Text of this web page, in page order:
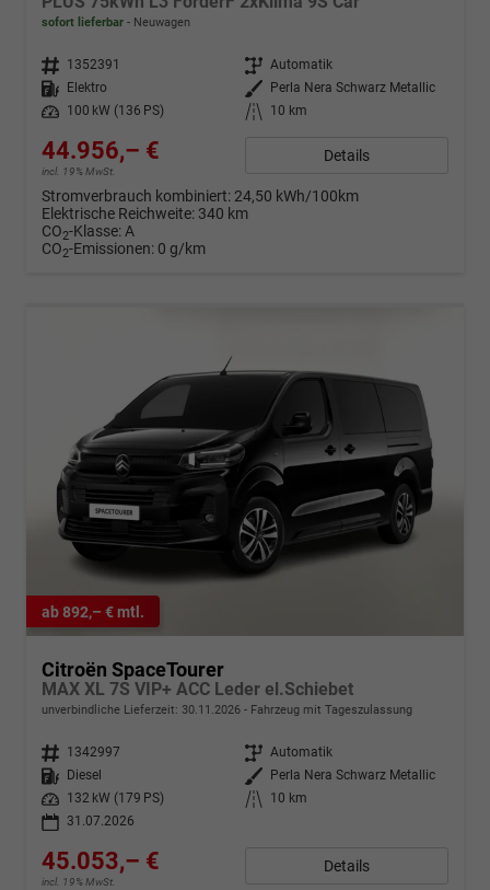
sofort lieferbar Neuwagen
Fahrzeugnr. 1352391 Getriebe Automatik
Kraftstoff
Elektro Außenfarbe
Perla Nera Schwarz Metallic
Leistung
100 kW (136 PS) Kilometerstand 10 km
44.956,– €
incl. 19% MwSt.
Details
Stromverbrauch kombiniert: 24,50 kWh/100km
Elektrische Reichweite: 340 km
CO2-Klasse:A
CO2-Emissionen: 0 g/km
ab 892,– € mtl.
Citroën SpaceTourer
MAX XL 7S VIP+ ACC Leder el.Schiebet
unverbindliche Lieferzeit: 30.11.2026 Fahrzeug mit Tageszulassung
Fahrzeugnr. 1342997 Getriebe Automatik
Kraftstoff
Diesel Außenfarbe
Perla Nera Schwarz Metallic
Leistung
132 kW (179 PS) Kilometerstand
10 km
31.07.2026
45.053,– €
incl. 19% MwSt.
Details